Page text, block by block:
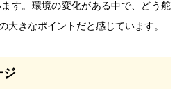
す。環境の変化がある中で、どう舵
大きなポイントだと感じています。
ジ